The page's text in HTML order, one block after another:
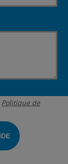
Politique de